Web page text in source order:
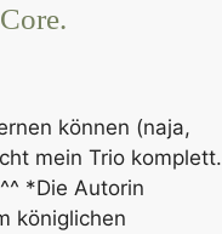
können (naja,
mein Trio komplett.
*Die Autorin
königlichen